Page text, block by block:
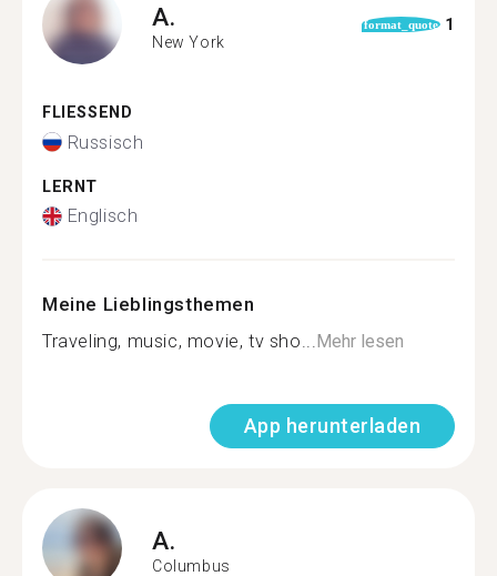
A.
New York
format_quote 1
FLIESSEND
Russisch
LERNT
Englisch
Meine Lieblingsthemen
Traveling, music, movie, tv sho...Mehr lesen
App herunterladen
A.
Columbus